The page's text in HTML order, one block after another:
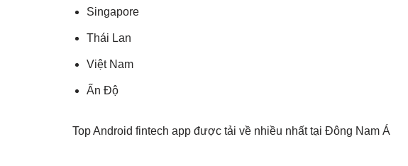
Singapore
Thái Lan
Việt Nam
Ấn Độ
Top Android fintech app được tải về nhiều nhất tại Đông Nam Á